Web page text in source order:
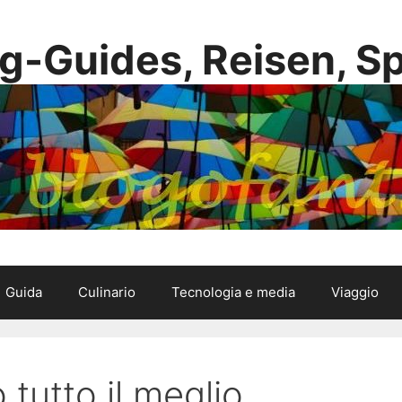
Guides, Reisen,
Guida Culinario Tecnologia e media Viaggio